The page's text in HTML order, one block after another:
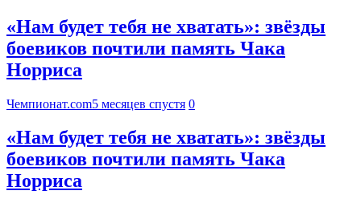
«Нам будет тебя не хватать»: звёзды
боевиков почтили память Чака
Норриса
Чемпионат.com5 месяцев спустя 0
«Нам будет тебя не хватать»: звёзды
боевиков почтили память Чака
Норриса